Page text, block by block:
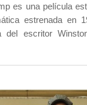
es una película
estrenada en
del escritor